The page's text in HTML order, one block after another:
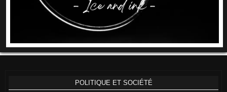
POLITIQUE ET SOCIÉTÉ